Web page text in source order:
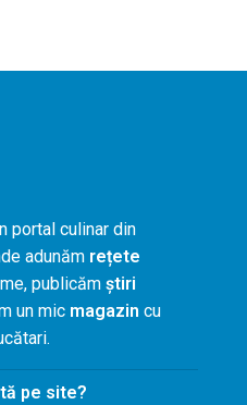
portal culinar din
adunăm rețete
publicăm știri
un mic magazin cu
pe site?